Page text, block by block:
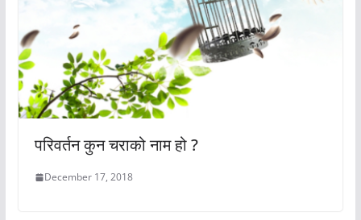
परिवर्तन कुन चराको नाम हो ?
December 17, 2018